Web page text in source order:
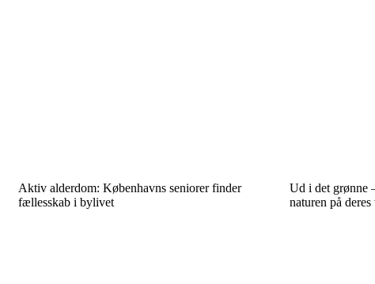
Aktiv alderdom: Københavns seniorer finder
fællesskab i bylivet
Ud i det grønne
naturen på